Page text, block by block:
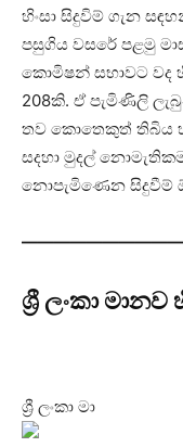
හිංසා සිදුවිම් ගැන
පසුගිය වසරේ පළමු
කොමිෂන් සභාවට වද
208කි. ඒ පැමිණිලි
තව කොතෙකුත් තිබිය
සදහා මුදල්
නොපැමිණෙන සිදුවීම්
ශ්‍රී ලංකා
ශ්‍රී ලංකා මා